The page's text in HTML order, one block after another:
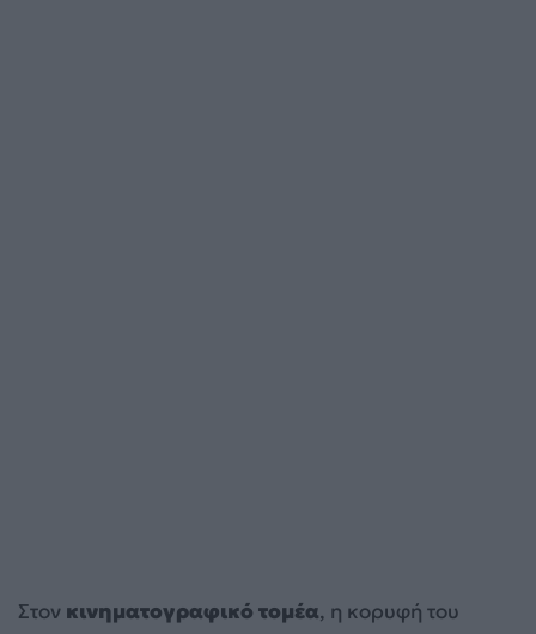
Στον κινηματογραφικό τομέα, η κορυφή του